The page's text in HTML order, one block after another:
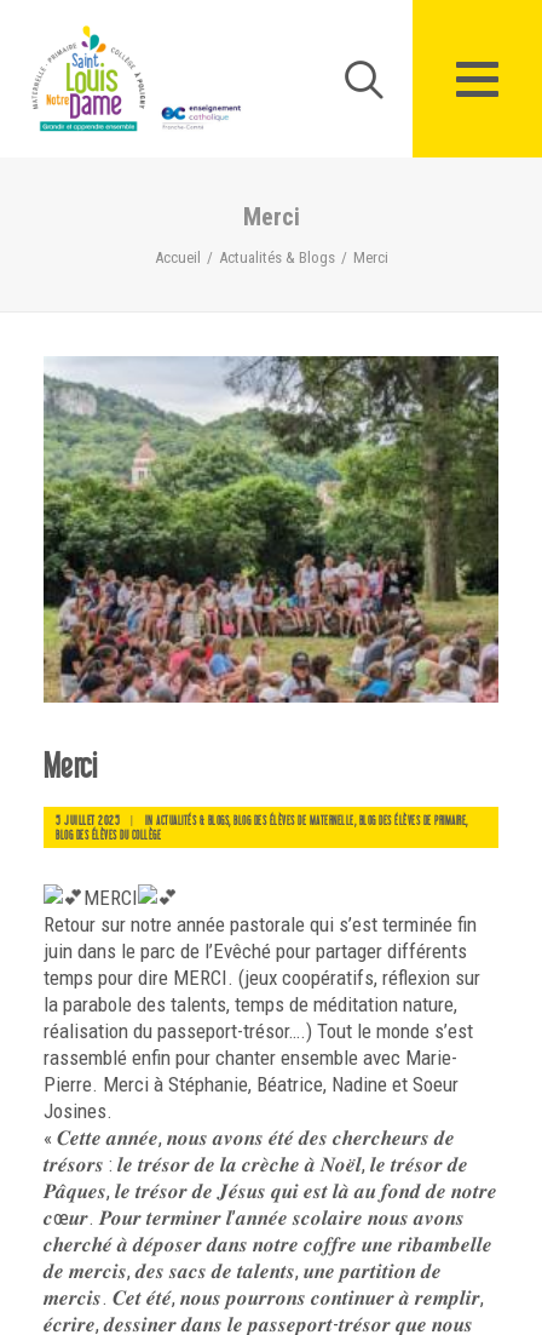
Merci
Accueil Actualités & Blogs Merci
Merci
5 JUILLET 2025 IN ACTUALITÉS & BLOGS, BLOG DES ÉLÈVES DE MATERNELLE, BLOG DES ÉLÈVES DE PRIMAIRE,
BLOG DES ÉLÈVES DU COLLÈGE
MERCI
Retour sur notre année pastorale qui s’est terminée fin
juin dans le parc de l’Evêché pour partager différents
temps pour dire MERCI. (jeux coopératifs, réflexion sur
la parabole des talents, temps de méditation nature,
réalisation du passeport-trésor….) Tout le monde s’est
rassemblé enfin pour chanter ensemble avec Marie-
Pierre. Merci à Stéphanie, Béatrice, Nadine et Soeur
Josines.
« 𝑪𝒆𝒕𝒕𝒆 𝒂𝒏𝒏𝒆́𝒆, 𝒏𝒐𝒖𝒔 𝒂𝒗𝒐𝒏𝒔 𝒆́𝒕𝒆́ 𝒅𝒆𝒔 𝒄𝒉𝒆𝒓𝒄𝒉𝒆𝒖𝒓𝒔 𝒅𝒆
𝒕𝒓𝒆́𝒔𝒐𝒓𝒔 : 𝒍𝒆 𝒕𝒓𝒆́𝒔𝒐𝒓 𝒅𝒆 𝒍𝒂 𝒄𝒓𝒆̀𝒄𝒉𝒆 𝒂̀ 𝑵𝒐𝒆̈𝒍, 𝒍𝒆 𝒕𝒓𝒆́𝒔𝒐𝒓 𝒅𝒆
𝑷𝒂̂𝒒𝒖𝒆𝒔, 𝒍𝒆 𝒕𝒓𝒆́𝒔𝒐𝒓 𝒅𝒆 𝑱𝒆́𝒔𝒖𝒔 𝒒𝒖𝒊 𝒆𝒔𝒕 𝒍𝒂̀ 𝒂𝒖 𝒇𝒐𝒏𝒅 𝒅𝒆 𝒏𝒐𝒕𝒓𝒆
𝒄œ𝒖𝒓. 𝑷𝒐𝒖𝒓 𝒕𝒆𝒓𝒎𝒊𝒏𝒆𝒓 𝒍’𝒂𝒏𝒏𝒆́𝒆 𝒔𝒄𝒐𝒍𝒂𝒊𝒓𝒆 𝒏𝒐𝒖𝒔 𝒂𝒗𝒐𝒏𝒔
𝒄𝒉𝒆𝒓𝒄𝒉𝒆́ 𝒂̀ 𝒅𝒆́𝒑𝒐𝒔𝒆𝒓 𝒅𝒂𝒏𝒔 𝒏𝒐𝒕𝒓𝒆 𝒄𝒐𝒇𝒇𝒓𝒆 𝒖𝒏𝒆 𝒓𝒊𝒃𝒂𝒎𝒃𝒆𝒍𝒍𝒆
𝒅𝒆 𝒎𝒆𝒓𝒄𝒊𝒔, 𝒅𝒆𝒔 𝒔𝒂𝒄𝒔 𝒅𝒆 𝒕𝒂𝒍𝒆𝒏𝒕𝒔, 𝒖𝒏𝒆 𝒑𝒂𝒓𝒕𝒊𝒕𝒊𝒐𝒏 𝒅𝒆
𝒎𝒆𝒓𝒄𝒊𝒔. 𝑪𝒆𝒕 𝒆́𝒕𝒆́, 𝒏𝒐𝒖𝒔 𝒑𝒐𝒖𝒓𝒓𝒐𝒏𝒔 𝒄𝒐𝒏𝒕𝒊𝒏𝒖𝒆𝒓 𝒂̀ 𝒓𝒆𝒎𝒑𝒍𝒊𝒓,
𝒆́𝒄𝒓𝒊𝒓𝒆, 𝒅𝒆𝒔𝒔𝒊𝒏𝒆𝒓 𝒅𝒂𝒏𝒔 𝒍𝒆 𝒑𝒂𝒔𝒔𝒆𝒑𝒐𝒓𝒕-𝒕𝒓𝒆́𝒔𝒐𝒓 𝒒𝒖𝒆 𝒏𝒐𝒖𝒔